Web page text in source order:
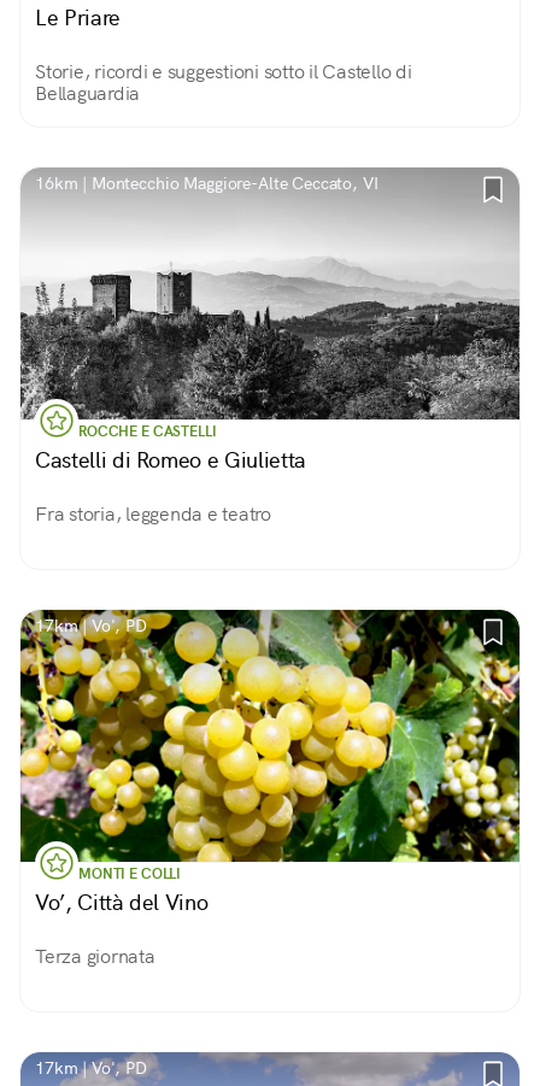
Le Priare
Storie, ricordi e suggestioni sotto il Castello di
Bellaguardia
16km | Montecchio Maggiore-Alte Ceccato, VI
ROCCHE E CASTELLI
Castelli di Romeo e Giulietta
Fra storia, leggenda e teatro
17km | Vo', PD
MONTI E COLLI
Vo’, Città del Vino
Terza giornata
17km | Vo', PD